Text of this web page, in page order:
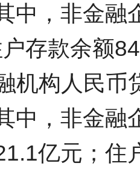
中，非金融
存款余额
机构人民币
中，非金融
亿元；住